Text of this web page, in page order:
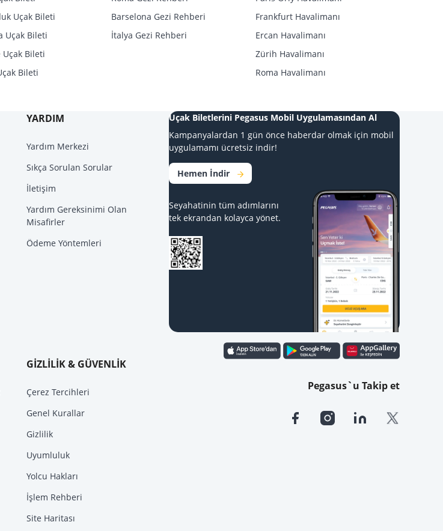
Uçak Bileti
Uçak Bileti
Bileti
Bileti
Barselona Gezi Rehberi
İtalya Gezi Rehberi
Frankfurt Havalimanı
Ercan Havalimanı
Zürih Havalimanı
Roma Havalimanı
YARDIM
Yardım Merkezi
Sıkça Sorulan Sorular
İletişim
Yardım Gereksinimi Olan
Misafirler
Ödeme Yöntemleri
GİZLİLİK & GÜVENLİK
Çerez Tercihleri
Genel Kurallar
Gizlilik
Uyumluluk
Yolcu Hakları
İşlem Rehberi
Site Haritası
Uçak Biletlerini Pegasus Mobil Uygulamasından Al
Kampanyalardan 1 gün önce haberdar olmak için mobil
uygulamamı ücretsiz indir!
Hemen İndir
Seyahatinin tüm adımlarını
tek ekrandan kolayca yönet.
Pegasus`u Takip et